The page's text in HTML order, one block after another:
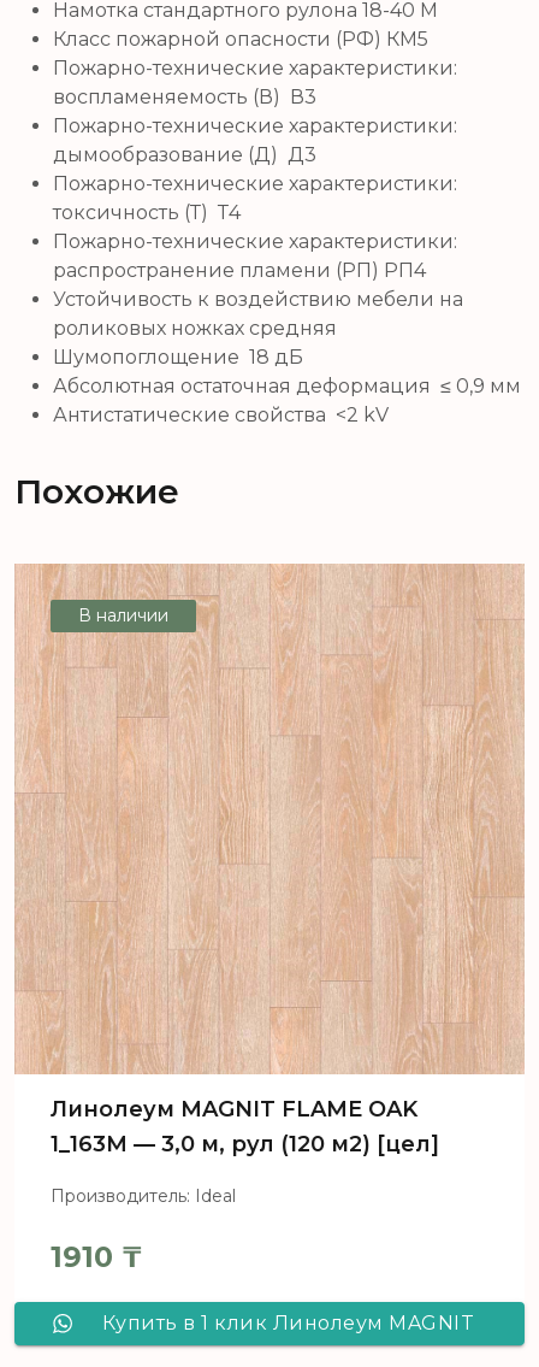
Намотка стандартного рулона 18-40 М
Класс пожарной опасности (РФ) КМ5
Пожарно-технические характеристики:
воспламеняемость (В) В3
Пожарно-технические характеристики:
дымообразование (Д) Д3
Пожарно-технические характеристики:
токсичность (Т) Т4
Пожарно-технические характеристики:
распространение пламени (РП) РП4
Устойчивость к воздействию мебели на
роликовых ножках средняя
Шумопоглощение 18 дБ
Абсолютная остаточная деформация ≤ 0,9 мм
Антистатические свойства <2 kV
Похожие
В наличии
Линолеум MAGNIT FLAME OAK
1_163M — 3,0 м, рул (120 м2) [цел]
Производитель: Ideal
1910 ₸
Купить в 1 клик Линолеум MAGNIT